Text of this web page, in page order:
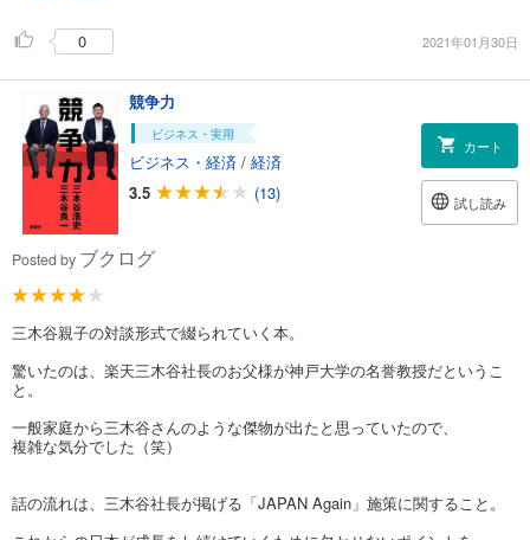
0 2021年01月30日
競争力
ビジネス・実用
ビジネス・経済 / 経済
3.5
(13)
カート
試し読み
Posted by ブクログ
三木谷親子の対談形式で綴られていく本。
驚いたのは、楽天三木谷社長のお父様が神戸大学の名誉教授だというこ
と。
一般家庭から三木谷さんのような傑物が出たと思っていたので、
複雑な気分でした（笑）
話の流れは、三木谷社長が掲げる「JAPAN Again」施策に関すること。